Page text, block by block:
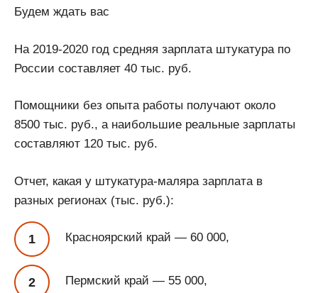
Будем ждать вас
На 2019-2020 год средняя зарплата штукатура по
России составляет 40 тыс. руб.
Помощники без опыта работы получают около
8500 тыс. руб., а наибольшие реальные зарплаты
составляют 120 тыс. руб.
Отчет, какая у штукатура-маляра зарплата в
разных регионах (тыс. руб.):
Красноярский край — 60 000,
Пермский край — 55 000,